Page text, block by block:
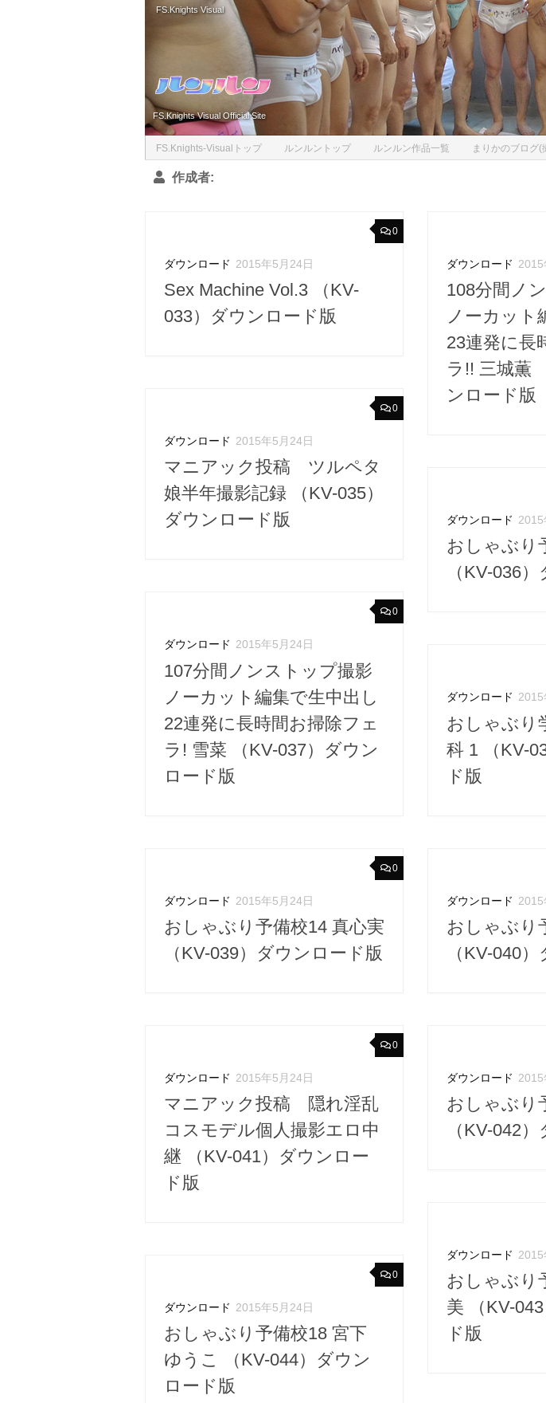
FS.Knights Visual
FS.Knights Visual Official Site
FS.Knights-Visualトップ ルンルントップ ルンルン作品一覧 まりかのブログ(
作成者:
0
ダウンロード 2015年5月24日
Sex Machine Vol.3 （KV-
033）ダウンロード版
ダウンロード 2015
108分間ノ
ノーカット
23連発に長
ラ!! 三城薫
ンロード版
0
ダウンロード 2015年5月24日
マニアック投稿 ツルペタ
娘半年撮影記録 （KV-035）
ダウンロード版
ダウンロード 2015
おしゃぶり
（KV-036
0
ダウンロード 2015年5月24日
107分間ノンストップ撮影
ノーカット編集で生中出し
22連発に長時間お掃除フェ
ラ! 雪菜 （KV-037）ダウン
ロード版
ダウンロード 2015
おしゃぶり
科 1 （KV-
ド版
0
ダウンロード 2015年5月24日
おしゃぶり予備校14 真心実
（KV-039）ダウンロード版
ダウンロード 2015
おしゃぶり
（KV-040
0
ダウンロード 2015年5月24日
マニアック投稿 隠れ淫乱
コスモデル個人撮影エロ中
継 （KV-041）ダウンロー
ド版
ダウンロード 2015
おしゃぶり
（KV-042
ダウンロード 2015
おしゃぶり
美 （KV-
ド版
0
ダウンロード 2015年5月24日
おしゃぶり予備校18 宮下
ゆうこ （KV-044）ダウン
ロード版